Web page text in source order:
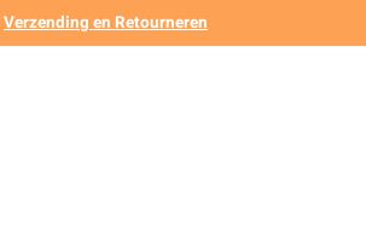
Verzending en Retourneren